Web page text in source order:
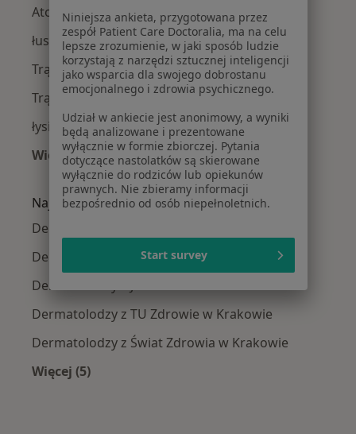
Atopowe zapalenie skóry w Krakowie
łuszczyca w Krakowie
Trądzik różowaty w Krakowie
Trądzik w Krakowie
łysienie w Krakowie
Więcej (15)
Więcej w kategorii: Najczęście leczone
Najpopularniejsze ubezpieczenia
Dermatolodzy z Allianz w Krakowie
Dermatolodzy z Signal Iduna w Krakowie
Dermatolodzy z JP MEDICA w Krakowie
Dermatolodzy z TU Zdrowie w Krakowie
Dermatolodzy z Świat Zdrowia w Krakowie
Więcej (5)
Niniejsza ankieta, przygotowana przez
zespół Patient Care Doctoralia, ma na celu
lepsze zrozumienie, w jaki sposób ludzie
korzystają z narzędzi sztucznej inteligencji
jako wsparcia dla swojego dobrostanu
emocjonalnego i zdrowia psychicznego.
Udział w ankiecie jest anonimowy, a wyniki
będą analizowane i prezentowane
wyłącznie w formie zbiorczej. Pytania
dotyczące nastolatków są skierowane
wyłącznie do rodziców lub opiekunów
prawnych. Nie zbieramy informacji
bezpośrednio od osób niepełnoletnich.
Start survey